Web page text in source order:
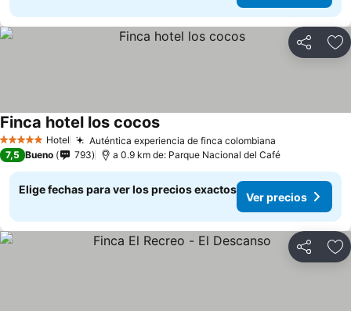
Compartir
5 Estrellas Hotel Auténtica experiencia de finca colombiana
Finca hotel los cocos
7,5 Bueno 793 a 0.9 km de: Parque Nacional del Café
Elige fechas para ver los precios exactos
Ver precios
Compartir